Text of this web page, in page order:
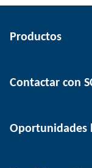
Productos
Tecnología de
Tecnología de
Contactar con
Ubicaciones
Oportunidades